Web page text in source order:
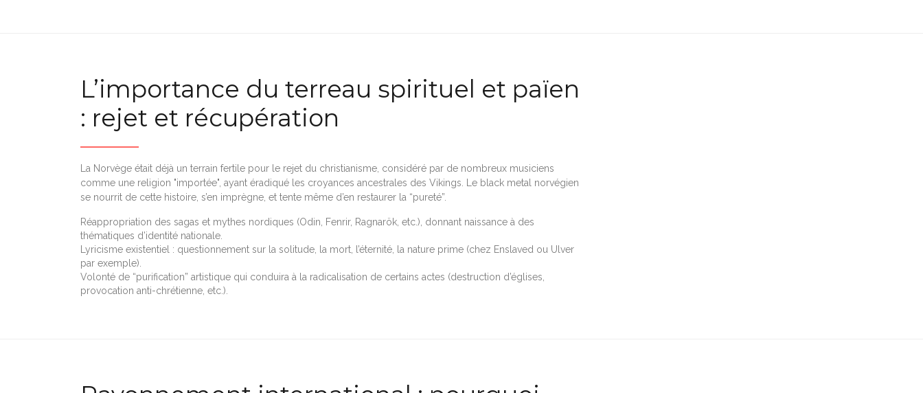
L’importance du terreau spirituel et païen
: rejet et récupération
La Norvège était déjà un terrain fertile pour le rejet du christianisme, considéré par de nombreux musiciens
comme une religion "importée", ayant éradiqué les croyances ancestrales des Vikings. Le black metal norvégien
se nourrit de cette histoire, s’en imprègne, et tente même d’en restaurer la “pureté”.
Réappropriation des sagas et mythes nordiques (Odin, Fenrir, Ragnarök, etc.), donnant naissance à des
thématiques d’identité nationale.
Lyricisme existentiel : questionnement sur la solitude, la mort, l’éternité, la nature prime (chez Enslaved ou Ulver
par exemple).
Volonté de “purification” artistique qui conduira à la radicalisation de certains actes (destruction d’églises,
provocation anti-chrétienne, etc.).